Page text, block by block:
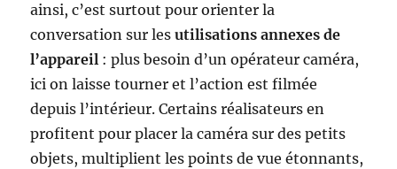
ainsi, c’est surtout pour orienter la
conversation sur lesutilisations annexes de
l’appareil : plus besoin d’un opérateur caméra,
ici on laisse tourner et l’action est filmée
depuis l’intérieur. Certains réalisateurs en
profitent pour placer la caméra sur des petits
objets, multiplient les points de vue étonnants,